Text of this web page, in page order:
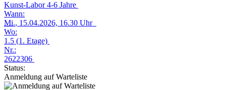
Kunst-Labor 4-6 Jahre
Wann:
Mi., 15.04.2026, 16.30 Uhr
Wo:
1.5 (1. Etage)
Nr.:
2622306
Status:
Anmeldung auf Warteliste